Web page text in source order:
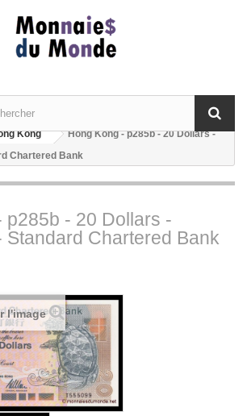
Kong
Hong Kong - p285b - 20 Dollars -
Chartered Bank
p285b - 20 Dollars -
Standard Chartered Bank
l'image